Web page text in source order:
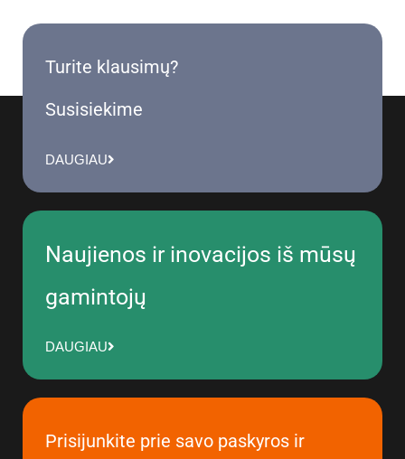
Turite klausimų?
Susisiekime
DAUGIAU
Naujienos ir inovacijos iš mūsų
gamintojų
DAUGIAU
Prisijunkite prie savo paskyros ir